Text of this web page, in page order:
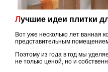
Лучшие идеи плитки
Вот уже несколько лет
представительным
Поэтому из года в год мы
не только ценой, но и